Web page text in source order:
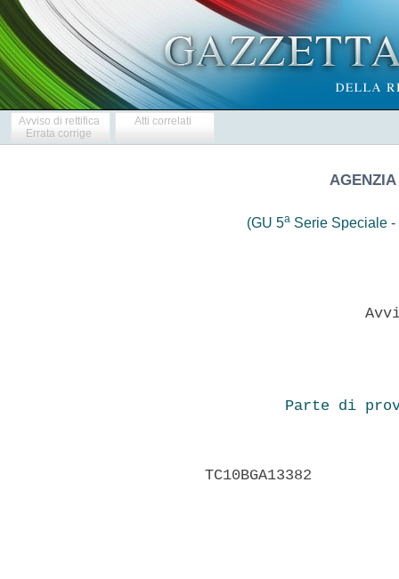
Avviso di rettifica
Errata corrige
Atti correlati
(GU 5aSerie Speciale -
Parte di